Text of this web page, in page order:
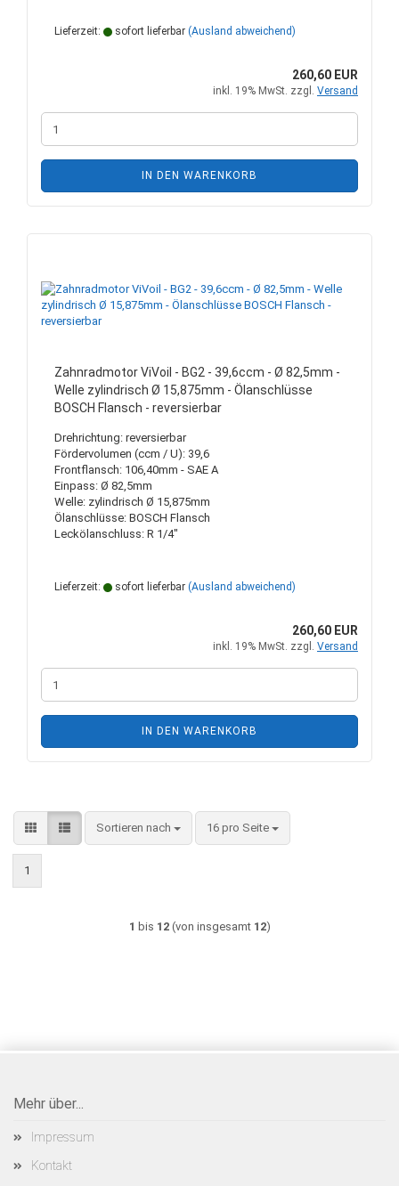
Lieferzeit: sofort lieferbar (Ausland abweichend)
260,60 EUR
inkl. 19% MwSt. zzgl. Versand
IN DEN WARENKORB
Zahnradmotor ViVoil - BG2 - 39,6ccm - Ø 82,5mm -
Welle zylindrisch Ø 15,875mm - Ölanschlüsse
BOSCH Flansch - reversierbar
Drehrichtung: reversierbar
Fördervolumen (ccm / U): 39,6
Frontflansch: 106,40mm - SAE A
Einpass: Ø 82,5mm
Welle: zylindrisch Ø 15,875mm
Ölanschlüsse: BOSCH Flansch
Leckölanschluss: R 1/4"
Lieferzeit: sofort lieferbar (Ausland abweichend)
260,60 EUR
inkl. 19% MwSt. zzgl. Versand
IN DEN WARENKORB
Sortieren nach
Sortieren nach 16 pro Seite
pro Seite
1
1 bis 12(von insgesamt 12)
Mehr über...
Impressum
Kontakt